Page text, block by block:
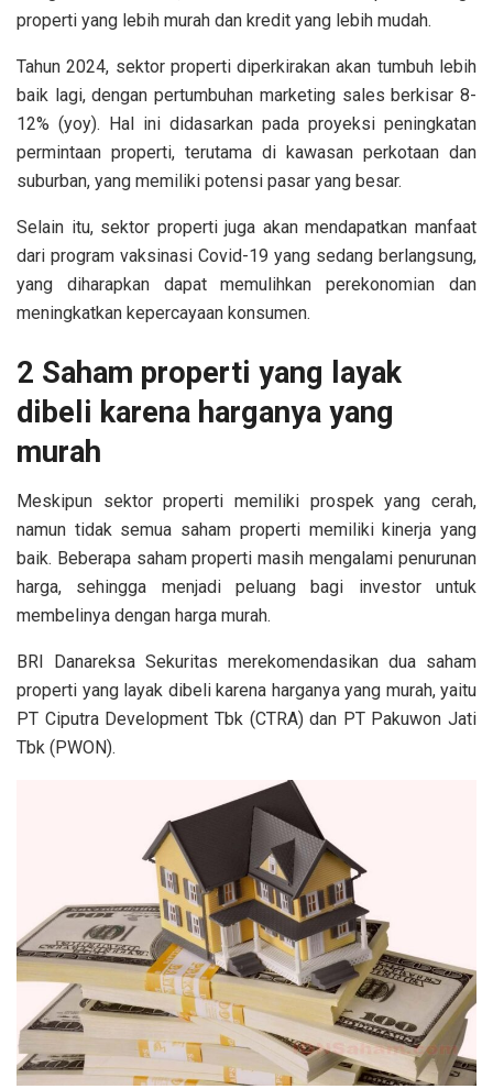
properti yang lebih murah dan kredit yang lebih mudah.
Tahun 2024, sektor properti diperkirakan akan tumbuh lebih
baik lagi, dengan pertumbuhan marketing sales berkisar 8-
12% (yoy). Hal ini didasarkan pada proyeksi peningkatan
permintaan properti, terutama di kawasan perkotaan dan
suburban, yang memiliki potensi pasar yang besar.
Selain itu, sektor properti juga akan mendapatkan manfaat
dari program vaksinasi Covid-19 yang sedang berlangsung,
yang diharapkan dapat memulihkan perekonomian dan
meningkatkan kepercayaan konsumen.
2 Saham properti yang layak
dibeli karena harganya yang
murah
Meskipun sektor properti memiliki prospek yang cerah,
namun tidak semua saham properti memiliki kinerja yang
baik. Beberapa saham properti masih mengalami penurunan
harga, sehingga menjadi peluang bagi investor untuk
membelinya dengan harga murah.
BRI Danareksa Sekuritas merekomendasikan dua saham
properti yang layak dibeli karena harganya yang murah, yaitu
PT Ciputra Development Tbk (CTRA) dan PT Pakuwon Jati
Tbk (PWON).